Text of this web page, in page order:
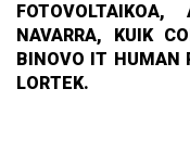
NAVARRA, KUIK
BINOVO IT HUMAN
LORTEK.